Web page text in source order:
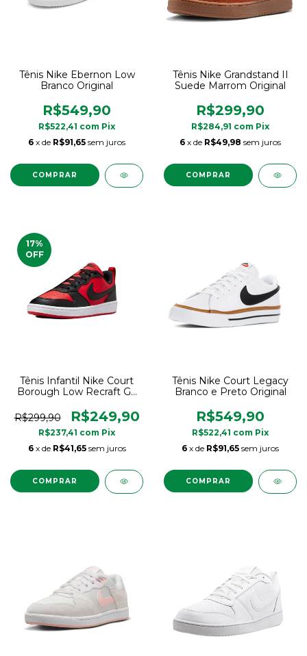
Tênis Nike Ebernon Low
Branco Original
R$549,90
R$522,41 com Pix
6 x de R$91,65 sem juros
COMPRAR
Tênis Nike Grandstand II
Suede Marrom Original
R$299,90
R$284,91 com Pix
6 x de R$49,98 sem juros
COMPRAR
17%
OFF
Tênis Infantil Nike Court
Borough Low Recraft GS
R$299,90
R$249,90
R$237,41 com Pix
6 x de R$41,65 sem juros
COMPRAR
Tênis Nike Court Legacy
Branco e Preto Original
R$549,90
R$522,41 com Pix
6 x de R$91,65 sem juros
COMPRAR